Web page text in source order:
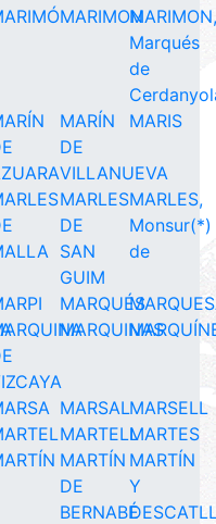
MARIMON
Marqués
de
MARÍN
DE
VILLANUEVA
MARIS
MARLES
DE
SAN
GUIM
MARLES,
Monsur(*)
de
MARQUÉS
MARQUINAS
MARSALMARSELL
MARTELLMARTES
MARTÍN
DE
BERNABÉ
MARTÍN
Y